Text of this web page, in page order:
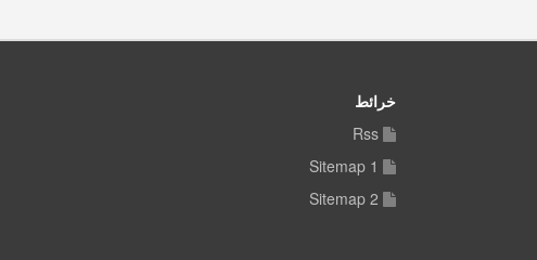
خرائط
Rss
Sitemap 1
Sitemap 2